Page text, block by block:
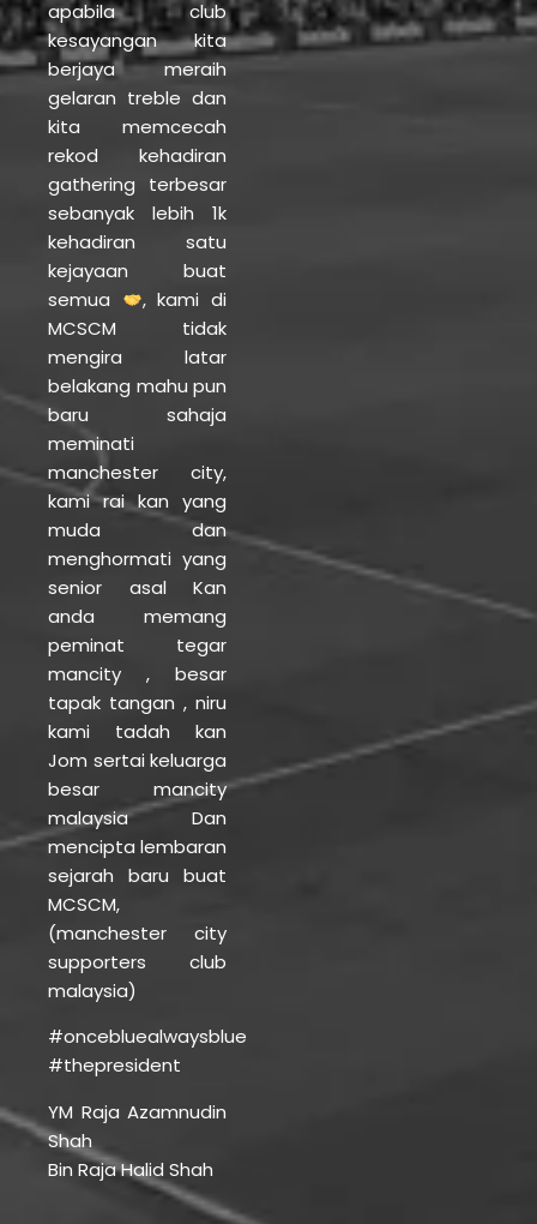
apabila club
kesayangan kita
berjaya meraih
gelaran treble dan
kita memcecah
rekod kehadiran
gathering terbesar
sebanyak lebih 1k
kehadiran satu
kejayaan buat
semua
, kami di
MCSCM tidak
mengira latar
belakang mahu pun
baru sahaja
meminati
manchester city,
kami rai kan yang
muda dan
menghormati yang
senior asal Kan
anda memang
peminat tegar
mancity , besar
tapak tangan , niru
kami tadah kan
Jom sertai keluarga
besar mancity
malaysia Dan
mencipta lembaran
sejarah baru buat
MCSCM,
(manchester city
supporters club
malaysia)
#oncebluealwaysblue
#thepresident
YM Raja Azamnudin
Shah
Bin Raja Halid Shah